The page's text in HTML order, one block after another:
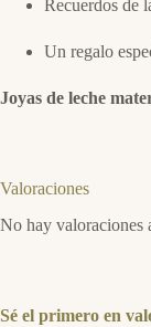
Recuerdos de
Un regalo
Joyas de leche
Valoraciones
No hay valoraciones
Sé el primero en